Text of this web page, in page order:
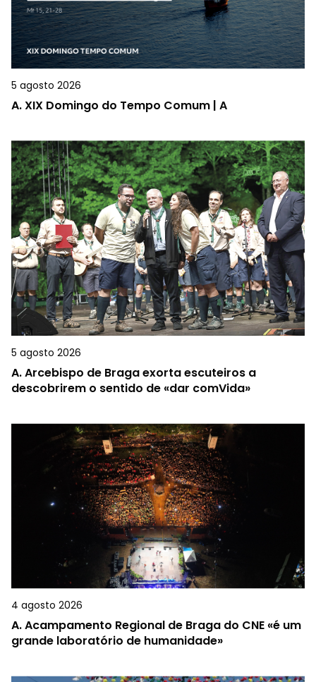
5 agosto 2026
A.XIX Domingo do Tempo Comum | A
5 agosto 2026
A.Arcebispo de Braga exorta escuteiros a
descobrirem o sentido de «dar comVida»
4 agosto 2026
A.Acampamento Regional de Braga do CNE «é um
grande laboratório de humanidade»